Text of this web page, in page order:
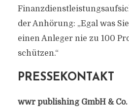
der Anhörung: „Egal was
einen Anleger nie zu 100
schützen.“
PRESSEKONTAKT
wwr publishing GmbH & Co.